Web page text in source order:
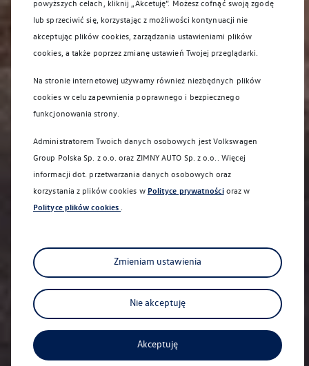
powyższych celach, kliknij „Akcetuję”. Możesz cofnąć swoją zgodę
lub sprzeciwić się, korzystając z możliwości kontynuacji nie
akceptując plików cookies, zarządzania ustawieniami plików
cookies, a także poprzez zmianę ustawień Twojej przeglądarki.
Na stronie internetowej używamy również niezbędnych plików
cookies w celu zapewnienia poprawnego i bezpiecznego
funkcjonowania strony.
Administratorem Twoich danych osobowych jest Volkswagen
Group Polska Sp. z o.o. oraz ZIMNY AUTO Sp. z o.o. . Więcej
informacji dot. przetwarzania danych osobowych oraz
korzystania z plików cookies w Polityce prywatnościoraz w
Polityce plików cookies .
Zmieniam ustawienia
Nie akceptuję
Akceptuję